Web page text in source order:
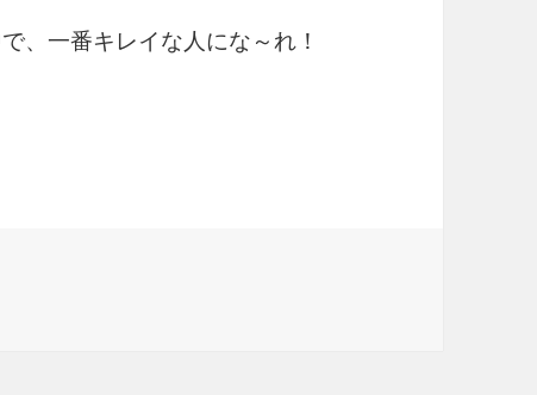
、一番キレイな人にな～れ！